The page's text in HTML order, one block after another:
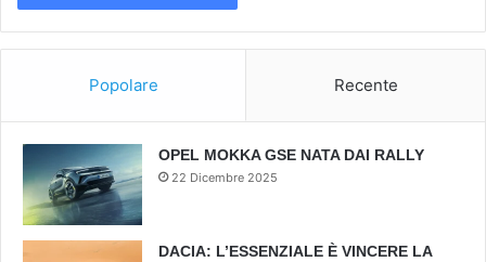
Popolare Recente
OPEL MOKKA GSE NATA DAI RALLY
22 Dicembre 2025
DACIA: L’ESSENZIALE È VINCERE LA